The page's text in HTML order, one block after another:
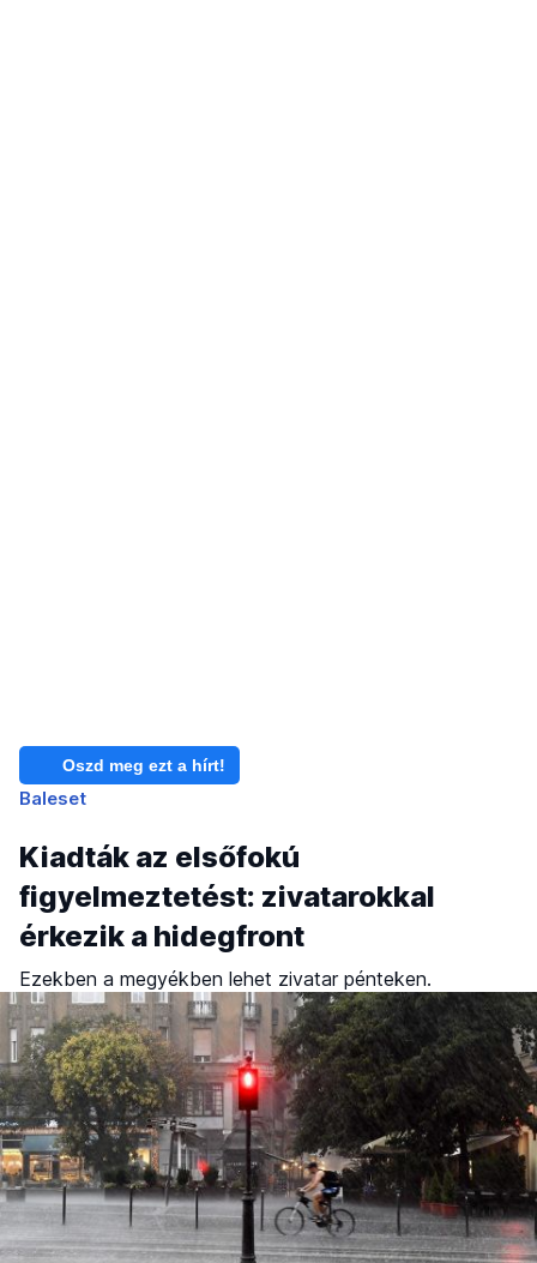
Oszd meg ezt a hírt!
Baleset
Kiadták az elsőfokú
figyelmeztetést: zivatarokkal
érkezik a hidegfront
Ezekben a megyékben lehet zivatar pénteken.